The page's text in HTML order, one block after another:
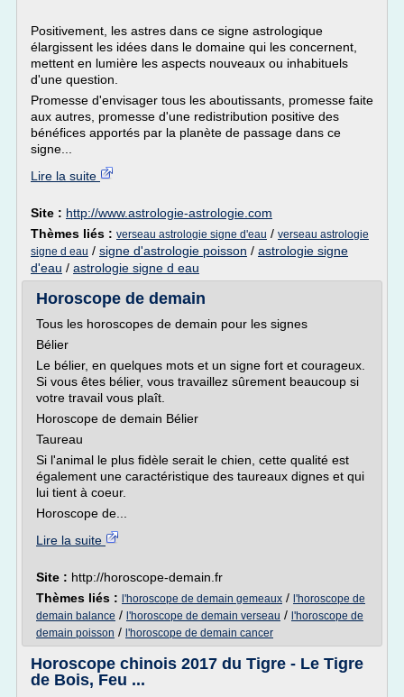
Positivement, les astres dans ce signe astrologique
élargissent les idées dans le domaine qui les concernent,
mettent en lumière les aspects nouveaux ou inhabituels
d'une question.
Promesse d'envisager tous les aboutissants, promesse faite
aux autres, promesse d'une redistribution positive des
bénéfices apportés par la planète de passage dans ce
signe...
Lire la suite
Site : http://www.astrologie-astrologie.com
Thèmes liés : verseau astrologie signe d'eau / verseau astrologie
signe d eau / signe d'astrologie poisson / astrologie signe
d'eau / astrologie signe d eau
Horoscope de demain
Tous les horoscopes de demain pour les signes
Bélier
Le bélier, en quelques mots et un signe fort et courageux.
Si vous êtes bélier, vous travaillez sûrement beaucoup si
votre travail vous plaît.
Horoscope de demain Bélier
Taureau
Si l'animal le plus fidèle serait le chien, cette qualité est
également une caractéristique des taureaux dignes et qui
lui tient à coeur.
Horoscope de...
Lire la suite
Site : http://horoscope-demain.fr
Thèmes liés : l'horoscope de demain gemeaux / l'horoscope de
demain balance / l'horoscope de demain verseau / l'horoscope de
demain poisson / l'horoscope de demain cancer
Horoscope chinois 2017 du Tigre - Le Tigre
de Bois, Feu ...